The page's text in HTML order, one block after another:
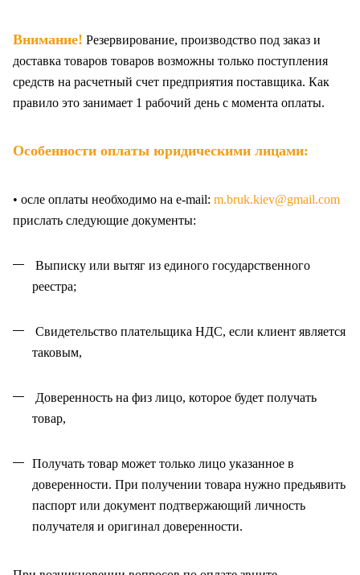
Внимание! Резервирование, производство под заказ и
доставка товаров товаров возможны только поступления
средств на расчетный счет предприятия поставщика. Как
правило это занимает 1 рабочий день с момента оплаты.
Особенности оплаты юридическими лицами:
• осле оплаты необходимо на e-mail: m.bruk.kiev@gmail.com
прислать следующие документы:
Выписку или вытяг из единого государственного
реестра;
Свидетельство плательщика НДС, если клиент является
таковым,
Доверенность на физ лицо, которое будет получать
товар,
Получать товар может только лицо указанное в
доверенности. При получении товара нужно предьявить
паспорт или документ подтвержающий личность
получателя и оригинал доверенности.